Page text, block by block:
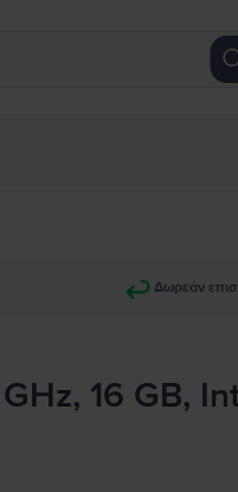
Δωρεάν
16 GB,